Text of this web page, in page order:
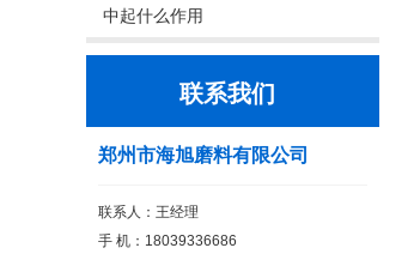
中起什么作用
联系我们
郑州市海旭磨料有限公司
联系人：王经理
手 机：18039336686